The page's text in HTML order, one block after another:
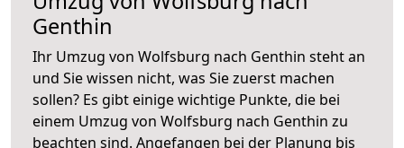
Genthin
Ihr Umzug von Wolfsburg nach Genthin steht an
und Sie wissen nicht, was Sie zuerst machen
sollen? Es gibt einige wichtige Punkte, die bei
einem Umzug von Wolfsburg nach Genthin zu
beachten sind. Angefangen bei der Planung bis